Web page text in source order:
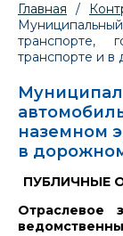
Главная /
транспорте,
транспорте и в
наземном
в
ПУБЛИЧНЫЕ
Отраслевое